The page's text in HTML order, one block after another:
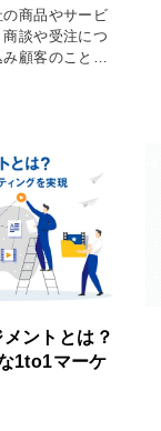
商品やサービ
談や受注につ
顧客のことで
ントとは？
1to1マーケ